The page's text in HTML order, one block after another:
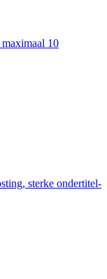
10
sterke ondertitel-